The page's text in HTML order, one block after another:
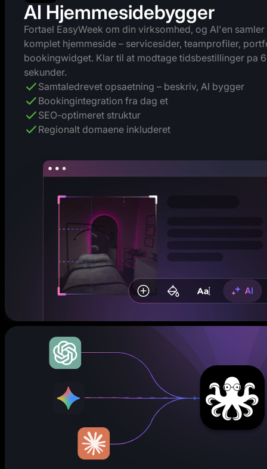
AI Hjemmesidebygger
Fortael EasyWeek om din virksomhed, og AI'en samler
komplet hjemmeside – servicesider, teamprofiler,
bookingwidget. Klar til at modtage tidsbestillinger pa
sekunder.
Samtaledrevet opsaetning – beskriv, AI bygger
Bookingintegration fra dag et
SEO-optimeret struktur
Regionalt domaene inkluderet